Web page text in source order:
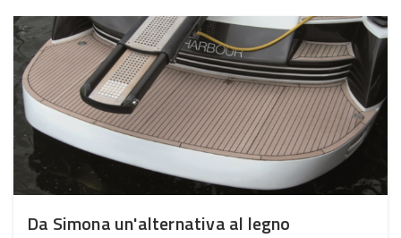
Da Simona un'alternativa al legno